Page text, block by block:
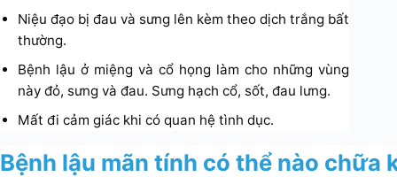
Niệu đạo bị đau và sưng lên kèm theo dịch trắng bất
thường.
Bệnh lậu ở miệng và cổ họng làm cho những vùng
này đỏ, sưng và đau. Sưng hạch cổ, sốt, đau lưng.
Mất đi cảm giác khi có quan hệ tình dục.
Bệnh lậu mãn tính có thể nào chữa